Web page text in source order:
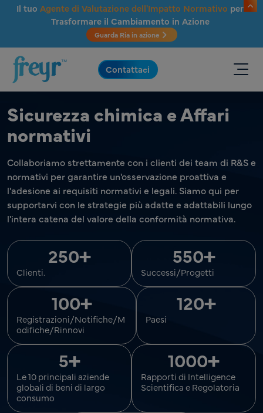
Salta al contenuto principale
Il tuo Agente di Valutazione dell'Impatto Normativo per
Trasformare il Cambiamento in Azione
Guarda Ria in azione
.
Contattaci
Sicurezza chimica e Affari
normativi
Collaboriamo strettamente con i clienti dei team di R&S e
normativi per garantire un'osservazione proattiva e
l'adesione ai requisiti normativi e legali. Siamo qui per
supportarvi con le strategie più adatte e adattabili lungo
l'intera catena del valore della conformità normativa.
250+
Clienti.
550+
Successi/Progetti
100+
Registrazioni/Notifiche/M
odifiche/Rinnovi
120+
Paesi
5+
Le 10 principali aziende
globali di beni di largo
consumo
1000+
Rapporti di Intelligence
Scientifica e Regolatoria